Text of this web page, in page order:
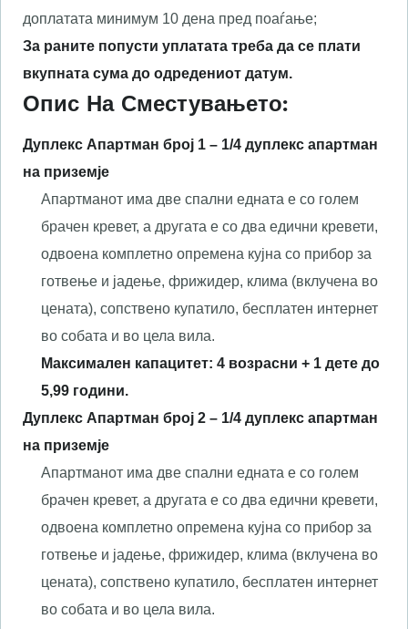
доплатата минимум 10 дена пред поаѓање;
За раните попусти уплатата треба да се плати
вкупната сума до одредениот датум.
Опис На Сместувањето:
Дуплекс Апартман број 1 – 1/4 дуплекс апартман
на приземје
Апартманот има две спални едната е со голем
брачен кревет, а другата е со два едични кревети,
одвоена комплетно опремена кујна со прибор за
готвење и јадење, фрижидер, клима (вклучена во
цената), сопствено купатило, бесплатен интернет
во собата и во цела вила.
Максимален капацитет: 4 возрасни + 1 дете до
5,99 години.
Дуплекс Апартман број 2 – 1/4 дуплекс апартман
на приземје
Апартманот има две спални едната е со голем
брачен кревет, а другата е со два едични кревети,
одвоена комплетно опремена кујна со прибор за
готвење и јадење, фрижидер, клима (вклучена во
цената), сопствено купатило, бесплатен интернет
во собата и во цела вила.